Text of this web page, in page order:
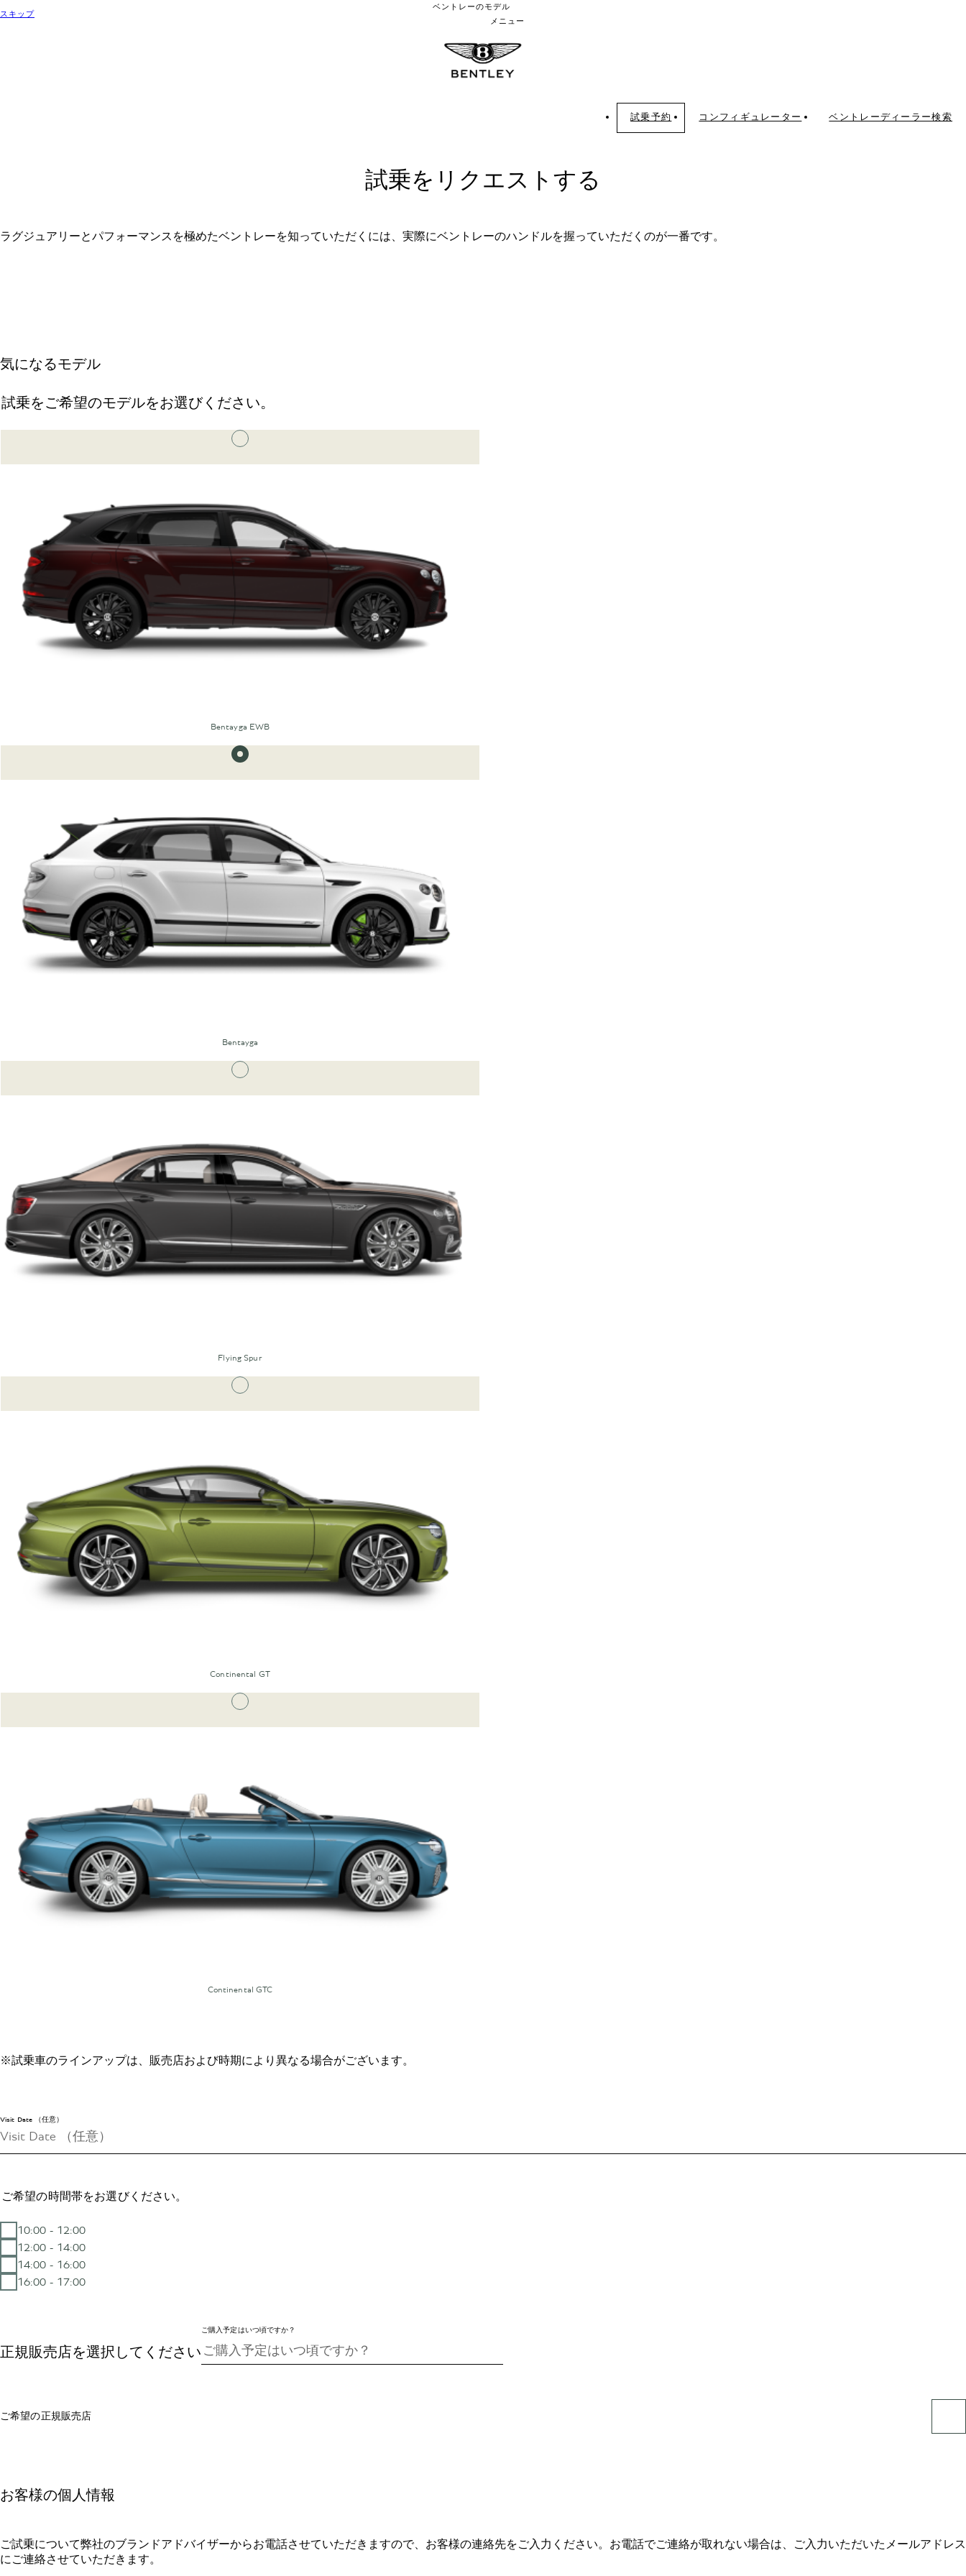
スキップ
ベントレーのモデル
メニュー
試乗予約 コンフィギュレーター ベントレーディーラー検索
試乗をリクエストする
ラグジュアリーとパフォーマンスを極めたベントレーを知っていただくには、実際にベントレーのハンドルを握っていただくのが一番です。
気になるモデル
試乗をご希望のモデルをお選びください。
Bentayga EWB
Bentayga
Flying Spur
Continental GT
Continental GTC
※試乗車のラインアップは、販売店および時期により異なる場合がございます。
Visit Date （任意）
ご希望の時間帯をお選びください。
10:00 - 12:00
12:00 - 14:00
14:00 - 16:00
16:00 - 17:00
正規販売店を選択してください
ご購入予定はいつ頃ですか？
ご希望の正規販売店
お客様の個人情報
ご試乗について弊社のブランドアドバイザーからお電話させていただきますので、お客様の連絡先をご入力ください。お電話でご連絡が取れない場合は、ご入力いただいたメールアドレス
にご連絡させていただきます。